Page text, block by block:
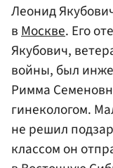
Леонид
вМоскве. Его
Якубович,
войны, был
Римма
гинекологом.
не решил
классом он